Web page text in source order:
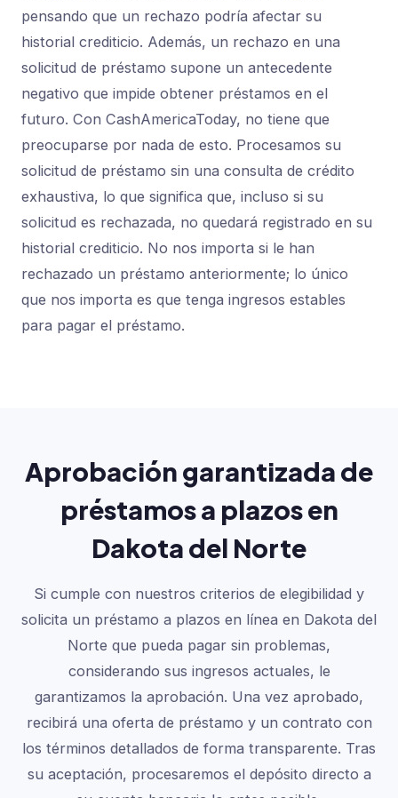
pensando que un rechazo podría afectar su
historial crediticio. Además, un rechazo en una
solicitud de préstamo supone un antecedente
negativo que impide obtener préstamos en el
futuro. Con CashAmericaToday, no tiene que
preocuparse por nada de esto. Procesamos su
solicitud de préstamo sin una consulta de crédito
exhaustiva, lo que significa que, incluso si su
solicitud es rechazada, no quedará registrado en su
historial crediticio. No nos importa si le han
rechazado un préstamo anteriormente; lo único
que nos importa es que tenga ingresos estables
para pagar el préstamo.
Aprobación garantizada de
préstamos a plazos en
Dakota del Norte
Si cumple con nuestros criterios de elegibilidad y
solicita un préstamo a plazos en línea en Dakota del
Norte que pueda pagar sin problemas,
considerando sus ingresos actuales, le
garantizamos la aprobación. Una vez aprobado,
recibirá una oferta de préstamo y un contrato con
los términos detallados de forma transparente. Tras
su aceptación, procesaremos el depósito directo a